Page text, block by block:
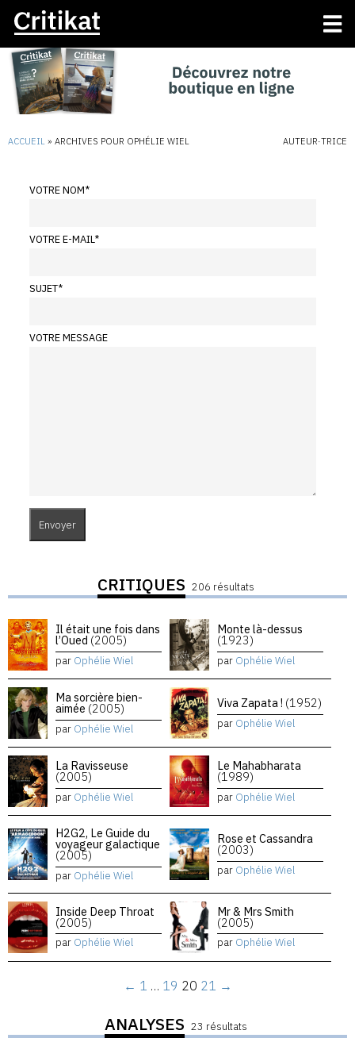
ACCUEIL » ARCHIVES POUR OPHÉLIE WIEL AUTEUR·TRICE
VOTRE NOM*
VOTRE E-MAIL*
SUJET*
VOTRE MESSAGE
CRITIQUES 206 résultats
Il était une fois dans
l’Oued (2005)
par Ophélie Wiel
Monte là-dessus
(1923)
par Ophélie Wiel
Ma sorcière bien-
aimée (2005)
par Ophélie Wiel
Viva Zapata ! (1952)
par Ophélie Wiel
La Ravisseuse
(2005)
par Ophélie Wiel
Le Mahabharata
(1989)
par Ophélie Wiel
H2G2, Le Guide du
voyageur galactique
(2005)
par Ophélie Wiel
Rose et Cassandra
(2003)
par Ophélie Wiel
Inside Deep Throat
(2005)
par Ophélie Wiel
Mr & Mrs Smith
(2005)
par Ophélie Wiel
← 1 … 19 20 21 →
ANALYSES 23 résultats